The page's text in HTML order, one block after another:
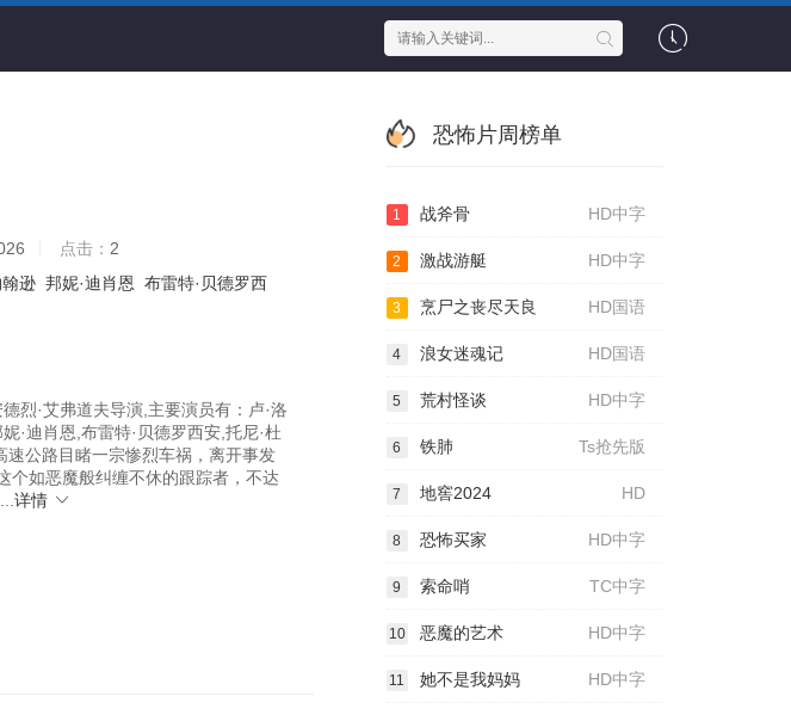
点击： 2
逊 邦妮·迪肖恩
布雷特·贝德罗西
烈·艾弗道夫导演,主要演员有：卢·洛
·迪肖恩,布雷特·贝德罗西安,托尼·杜
速公路目睹一宗惨烈车祸，离开事发
个如恶魔般纠缠不休的跟踪者，不达
详情
恐怖片周榜单
HD中字
1 战斧骨
HD中字
2 激战游艇
HD国语
3 烹尸之丧尽天良
HD国语
4 浪女迷魂记
HD中字
5 荒村怪谈
Ts抢先版
6 铁肺
HD
7 地窖2024
HD中字
8 恐怖买家
TC中字
9 索命哨
HD中字
10 恶魔的艺术
HD中字
11 她不是我妈妈